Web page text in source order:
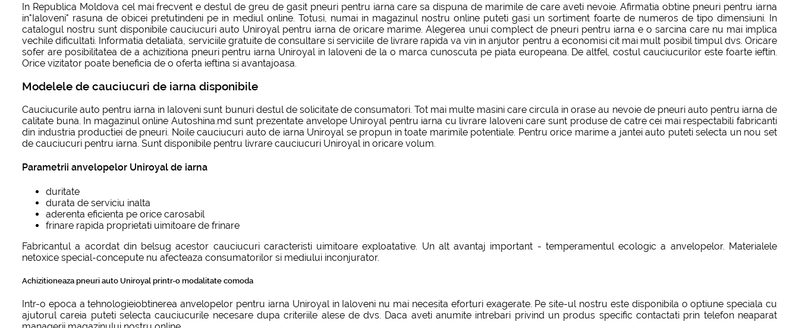
In Republica Moldova cel mai frecvent e destul de greu de gasit pneuri pentru iarna care sa dispuna de marimile de care aveti nevoie. Afirmatia obtine pneuri pentru iarna
in"Ialoveni" rasuna de obicei pretutindeni pe in mediul online. Totusi, numai in magazinul nostru online puteti gasi un sortiment foarte de numeros de tipo dimensiuni. In
catalogul nostru sunt disponibile cauciucuri auto Uniroyal pentru iarna de oricare marime. Alegerea unui complect de pneuri pentru iarna e o sarcina care nu mai implica
vechile dificultati. Informatia detaliata, serviciile gratuite de consultare si serviciile de livrare rapida va vin in anjutor pentru a economisi cit mai mult posibil timpul dvs. Oricare
sofer are posibilitatea de a achizitiona pneuri pentru iarna Uniroyal in Ialoveni de la o marca cunoscuta pe piata europeana. De altfel, costul cauciucurilor este foarte ieftin.
Orice vizitator poate beneficia de o oferta ieftina si avantajoasa.
Modelele de cauciucuri de iarna disponibile
Cauciucurile auto pentru iarna in Ialoveni sunt bunuri destul de solicitate de consumatori. Tot mai multe masini care circula in orase au nevoie de pneuri auto pentru iarna de
calitate buna. In magazinul online Autoshina.md sunt prezentate anvelope Uniroyal pentru iarna cu livrare Ialoveni care sunt produse de catre cei mai respectabili fabricanti
din industria productiei de pneuri. Noile cauciucuri auto de iarna Uniroyal se propun in toate marimile potentiale. Pentru orice marime a jantei auto puteti selecta un nou set
de cauciucuri pentru iarna. Sunt disponibile pentru livrare cauciucuri Uniroyal in oricare volum.
Parametrii anvelopelor Uniroyal de iarna
duritate
durata de serviciu inalta
aderenta eficienta pe orice carosabil
frinare rapida proprietati uimitoare de frinare
Fabricantul a acordat din belsug acestor cauciucuri caracteristi uimitoare exploatative. Un alt avantaj important - temperamentul ecologic a anvelopelor. Materialele
netoxice special-concepute nu afecteaza consumatorilor si mediului inconjurator.
Achizitioneaza pneuri auto Uniroyal printr-o modalitate comoda
Intr-o epoca a tehnologieiobtinerea anvelopelor pentru iarna Uniroyal in Ialoveni nu mai necesita eforturi exagerate. Pe site-ul nostru este disponibila o optiune speciala cu
ajutorul careia puteti selecta cauciucurile necesare dupa criteriile alese de dvs. Daca aveti anumite intrebari privind un produs specific contactati prin telefon neaparat